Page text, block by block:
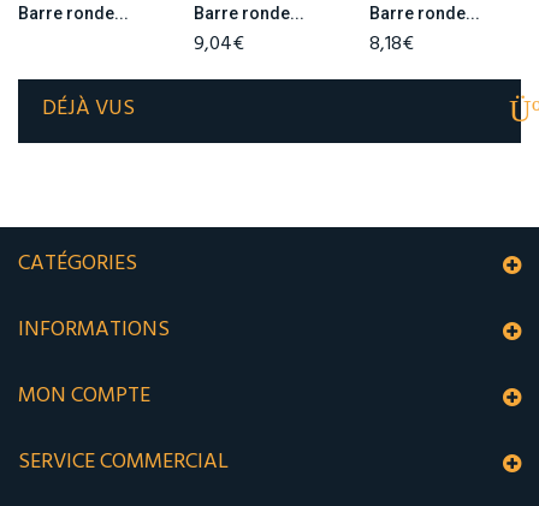
Barre ronde... Barre ronde...
9,04€
Barre ronde...
8,18€
DÉJÀ VUS
CATÉGORIES
INFORMATIONS
MON COMPTE
SERVICE COMMERCIAL